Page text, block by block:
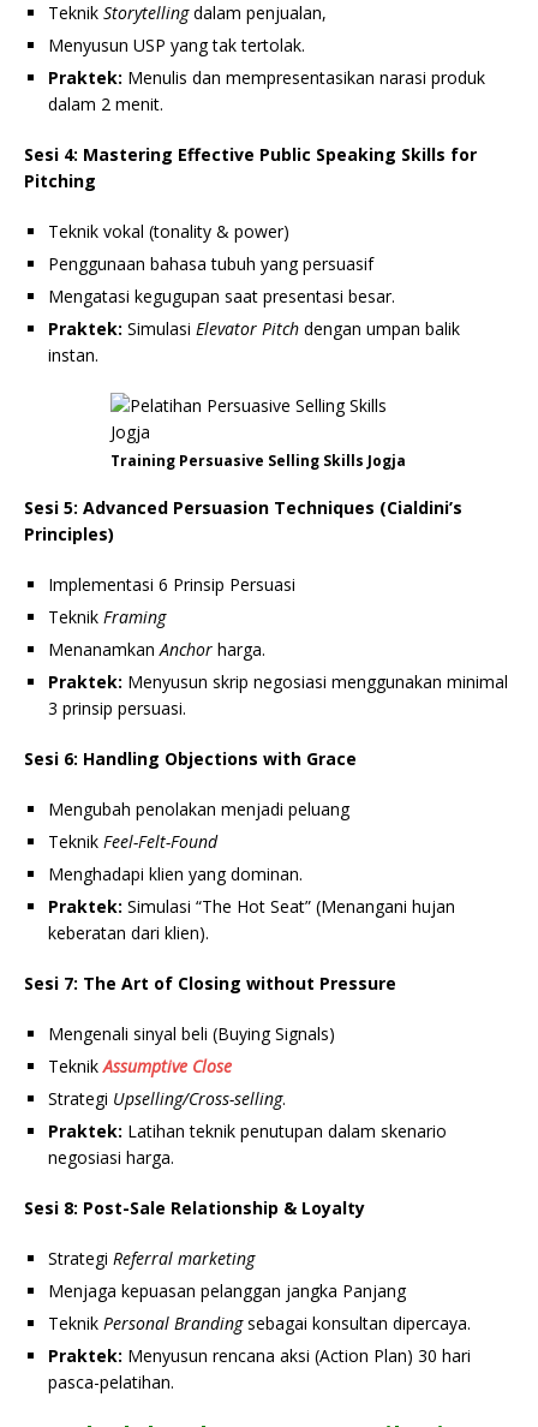
Teknik Storytellingdalam penjualan,
Menyusun USP yang tak tertolak.
Praktek: Menulis dan mempresentasikan narasi produk
dalam 2 menit.
Sesi 4: Mastering Effective Public Speaking Skills for
Pitching
Teknik vokal (tonality & power)
Penggunaan bahasa tubuh yang persuasif
Mengatasi kegugupan saat presentasi besar.
Praktek: Simulasi Elevator Pitch dengan umpan balik
instan.
Training Persuasive Selling Skills Jogja
Sesi 5: Advanced Persuasion Techniques (Cialdini’s
Principles)
Implementasi 6 Prinsip Persuasi
Teknik Framing
MenanamkanAnchor harga.
Praktek: Menyusun skrip negosiasi menggunakan minimal
3 prinsip persuasi.
Sesi 6: Handling Objections with Grace
Mengubah penolakan menjadi peluang
Teknik Feel-Felt-Found
Menghadapi klien yang dominan.
Praktek: Simulasi “The Hot Seat” (Menangani hujan
keberatan dari klien).
Sesi 7: The Art of Closing without Pressure
Mengenali sinyal beli (Buying Signals)
TeknikAssumptive Close
Strategi Upselling/Cross-selling.
Praktek: Latihan teknik penutupan dalam skenario
negosiasi harga.
Sesi 8: Post-Sale Relationship & Loyalty
Strategi Referral marketing
Menjaga kepuasan pelanggan jangka Panjang
Teknik Personal Brandingsebagai konsultan dipercaya.
Praktek: Menyusun rencana aksi (Action Plan) 30 hari
pasca-pelatihan.